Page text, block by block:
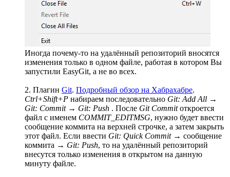
Иногда почему-то на удалённый репозиторий вносятся
изменения только в одном файле, работая в котором Вы
запустили EasyGit, а не во всех.
2. Плагин Git. Подробный обзор на Хабрахабре.
Ctrl+Shift+P набираем последовательно Git: Add All →
Git: Commit→ Git: Push . После Git Commitоткроется
файл с именем COMMIT_EDITMSG, нужно будет ввести
сообщение коммита на верхней строчке, а затем закрыть
этот файл. Если ввести Git: Quick Commit→ сообщение
коммита → Git: Push, то на удалённый репозиторий
внесутся только изменения в открытом на данную
минуту файле.